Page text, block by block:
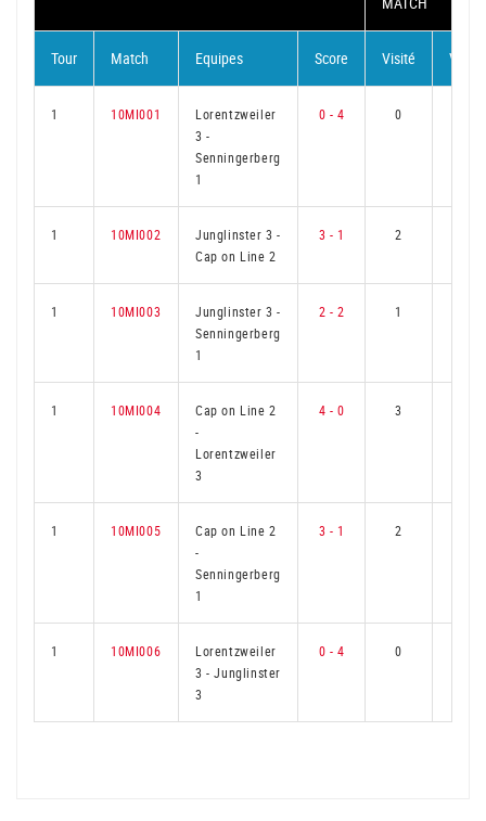
Tour Match Equipes Score Visité
1 10MI001
Lorentzweiler
3-
Senningerberg
1
0 - 4 0
1 10MI002 Junglinster 3-
Cap on Line 2
3 - 1 2
1 10MI003 Junglinster 3-
Senningerberg
1
2 - 2 1
1 10MI004
Cap on Line 2
-
Lorentzweiler
3
4 - 0 3
1 10MI005
Cap on Line 2
-
Senningerberg
1
3 - 1 2
1 10MI006
Lorentzweiler
3-Junglinster
3
0 - 4 0